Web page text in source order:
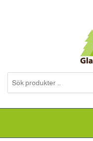
Gladebooutdoor